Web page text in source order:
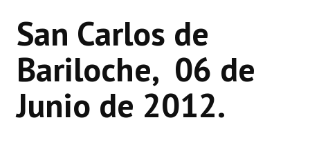
Entrega de distinciones
REFORMA DE LA CARTA ORGÁNICA
San Carlos de
Bariloche, 06 de
Junio de 2012.